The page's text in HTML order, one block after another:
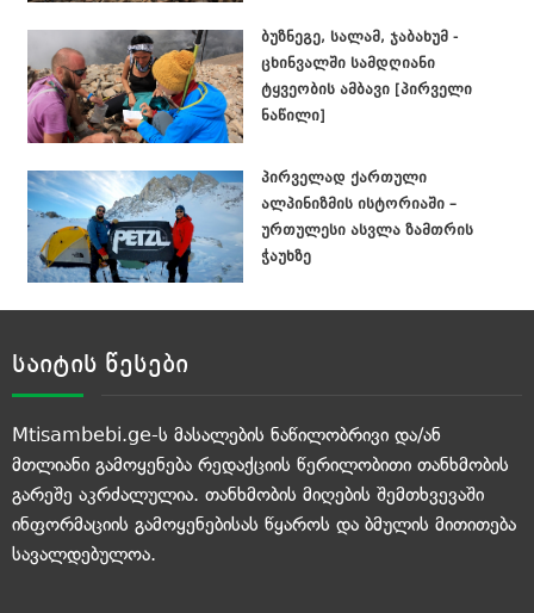
ბუზნეგე, სალამ, ჯაბახუმ -
ცხინვალში სამდღიანი
ტყვეობის ამბავი [პირველი
ნაწილი]
პირველად ქართული
ალპინიზმის ისტორიაში –
ურთულესი ასვლა ზამთრის
ჭაუხზე
საიტის წესები
Mtisambebi.ge-ს მასალების ნაწილობრივი და/ან
მთლიანი გამოყენება რედაქციის წერილობითი თანხმობის
გარეშე აკრძალულია. თანხმობის მიღების შემთხვევაში
ინფორმაციის გამოყენებისას წყაროს და ბმულის მითითება
სავალდებულოა.